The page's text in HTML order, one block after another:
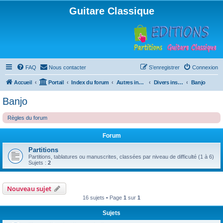
Guitare Classique
FAQ Nous contacter Connexion
S’enregistrer
Accueil Portail Index du forum Autres instruments à cordes pincées, ou styles Divers instruments Banjo
Banjo
Règles du forum
Forum
Partitions
Partitions, tablatures ou manuscrites, classées par niveau de difficulté (1 à 6)
Sujets : 2
Nouveau sujet
16 sujets • Page 1 sur 1
Sujets